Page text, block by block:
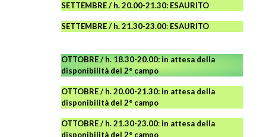
SETTEMBRE / h. 20.00-21.30: ESAURITO
SETTEMBRE / h. 21.30-23.00: ESAURITO
OTTOBRE / h. 18.30-20.00:in attesa della
disponibilità del 2° campo
OTTOBRE / h. 20.00-21.30:in attesa della
disponibilità del 2° campo
OTTOBRE / h. 21.30-23.00:in attesa della
disponibilità del 2° campo